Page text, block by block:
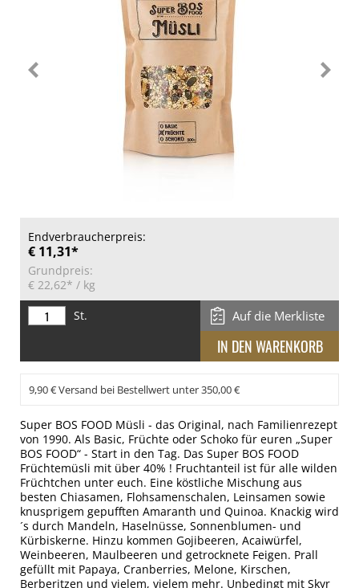
Endverbraucherpreis:
€ 11,31*
Grundpreis:
€ 22,62* / kg
St.
Auf die Merkliste
9,90 € Versand bei Bestellwert unter 350,00 €
Super BOS FOOD Müsli - das Original, nach Familienrezept
von 1990. Als Basic, Früchte oder Schoko für euren „Super
BOS FOOD“ - Start in den Tag. Das Super BOS FOOD
Früchtemüsli mit über 40% ! Fruchtanteil ist für alle wilden
Früchtchen unter euch. Eine köstliche Mischung aus
besten Chiasamen, Flohsamenschalen, Leinsamen sowie
knusprigem gepufften Amaranth und Quinoa. Knackig wird
´s durch Mandeln, Haselnüsse, Sonnenblumen- und
Kürbiskerne. Hinzu kommen Gojibeeren, Acaiwürfel,
Weinbeeren, Maulbeeren und getrocknete Feigen. Prall
gefüllt mit Papaya, Cranberries, Melone, Kirschen,
Berberitzen und vielem, vielem mehr. Unbedingt mit Skyr